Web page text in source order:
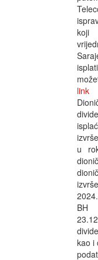
koji
link
u
BH
kao i